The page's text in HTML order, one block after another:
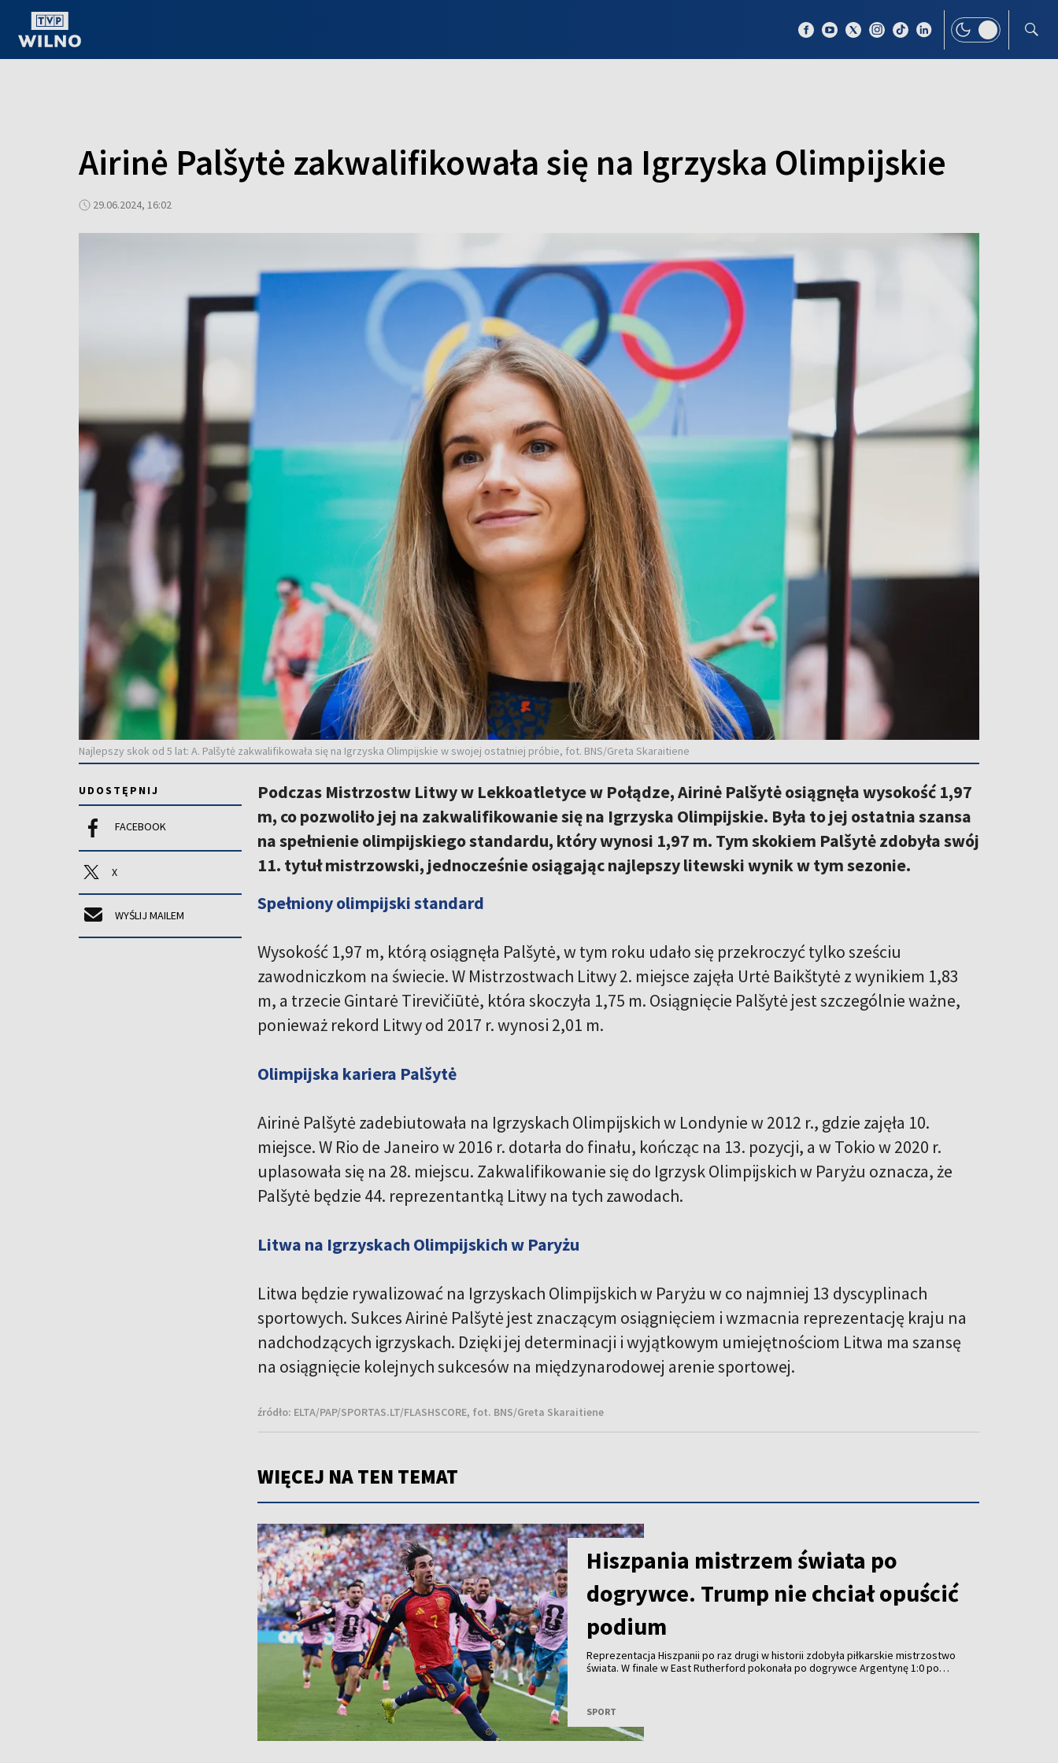
Airinė Palšytė zakwalifikowała się na Igrzyska Olimpijskie
29.06.2024, 16:02
Najlepszy skok od 5 lat: A. Palšytė zakwalifikowała się na Igrzyska Olimpijskie w swojej ostatniej próbie, fot. BNS/Greta Skaraitiene
UDOSTĘPNIJ
FACEBOOK
X
WYŚLIJ MAILEM
Podczas Mistrzostw Litwy w Lekkoatletyce w Połądze, Airinė Palšytė osiągnęła wysokość 1,97
m, co pozwoliło jej na zakwalifikowanie się na Igrzyska Olimpijskie. Była to jej ostatnia szansa
na spełnienie olimpijskiego standardu, który wynosi 1,97 m. Tym skokiem Palšytė zdobyła swój
11. tytuł mistrzowski, jednocześnie osiągając najlepszy litewski wynik w tym sezonie.
Spełniony olimpijski standard
Wysokość 1,97 m, którą osiągnęła Palšytė, w tym roku udało się przekroczyć tylko sześciu
zawodniczkom na świecie. W Mistrzostwach Litwy 2. miejsce zajęła Urtė Baikštytė z wynikiem 1,83
m, a trzecie Gintarė Tirevičiūtė, która skoczyła 1,75 m. Osiągnięcie Palšytė jest szczególnie ważne,
ponieważ rekord Litwy od 2017 r. wynosi 2,01 m.
Olimpijska kariera Palšytė
Airinė Palšytė zadebiutowała na Igrzyskach Olimpijskich w Londynie w 2012 r., gdzie zajęła 10.
miejsce. W Rio de Janeiro w 2016 r. dotarła do finału, kończąc na 13. pozycji, a w Tokio w 2020 r.
uplasowała się na 28. miejscu. Zakwalifikowanie się do Igrzysk Olimpijskich w Paryżu oznacza, że
Palšytė będzie 44. reprezentantką Litwy na tych zawodach.
Litwa na Igrzyskach Olimpijskich w Paryżu
Litwa będzie rywalizować na Igrzyskach Olimpijskich w Paryżu w co najmniej 13 dyscyplinach
sportowych. Sukces Airinė Palšytė jest znaczącym osiągnięciem i wzmacnia reprezentację kraju na
nadchodzących igrzyskach. Dzięki jej determinacji i wyjątkowym umiejętnościom Litwa ma szansę
na osiągnięcie kolejnych sukcesów na międzynarodowej arenie sportowej.
źródło: ELTA/PAP/SPORTAS.LT/FLASHSCORE, fot. BNS/Greta Skaraitiene
WIĘCEJ NA TEN TEMAT
Hiszpania mistrzem świata po
dogrywce. Trump nie chciał opuścić
podium
Reprezentacja Hiszpanii po raz drugi w historii zdobyła piłkarskie mistrzostwo
świata. W finale w East Rutherford pokonała po dogrywce Argentynę 1:0 po
rokiem podczas finału Klubowych Mistrzostw Świata – nie chciał opuścić
podium.
SPORT